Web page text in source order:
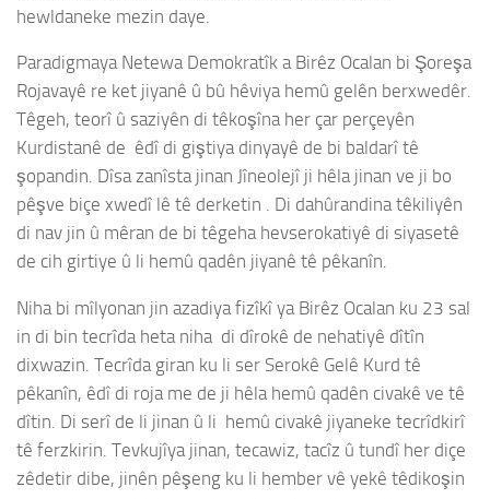
hewldaneke mezin daye.
Paradigmaya Netewa Demokratîk a Birêz Ocalan bi Şoreşa
Rojavayê re ket jiyanê û bû hêviya hemû gelên berxwedêr.
Têgeh, teorî û saziyên di têkoşîna her çar perçeyên
Kurdistanê de êdî di giştiya dinyayê de bi baldarî tê
şopandin. Dîsa zanîsta jinan Jîneolejî ji hêla jinan ve ji bo
pêşve biçe xwedî lê tê derketin . Di dahûrandina têkiliyên
di nav jin û mêran de bi têgeha hevserokatiyê di siyasetê
de cih girtiye û li hemû qadên jiyanê tê pêkanîn.
Niha bi mîlyonan jin azadiya fizîkî ya Birêz Ocalan ku 23 sal
in di bin tecrîda heta niha di dîrokê de nehatiyê dîtîn
dixwazin. Tecrîda giran ku li ser Serokê Gelê Kurd tê
pêkanîn, êdî di roja me de ji hêla hemû qadên civakê ve tê
dîtin. Di serî de li jinan û li hemû civakê jiyaneke tecrîdkirî
tê ferzkirin. Tevkujîya jinan, tecawiz, tacîz û tundî her diçe
zêdetir dibe, jinên pêşeng ku li hember vê yekê têdikoşin